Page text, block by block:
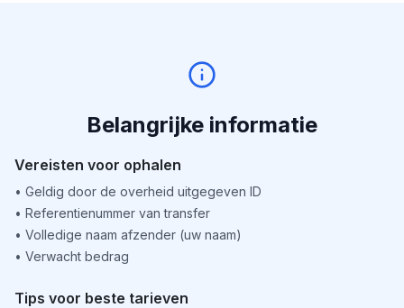
Belangrijke informatie
Vereisten voor ophalen
• Geldig door de overheid uitgegeven ID
• Referentienummer van transfer
• Volledige naam afzender (uw naam)
• Verwacht bedrag
Tips voor beste tarieven